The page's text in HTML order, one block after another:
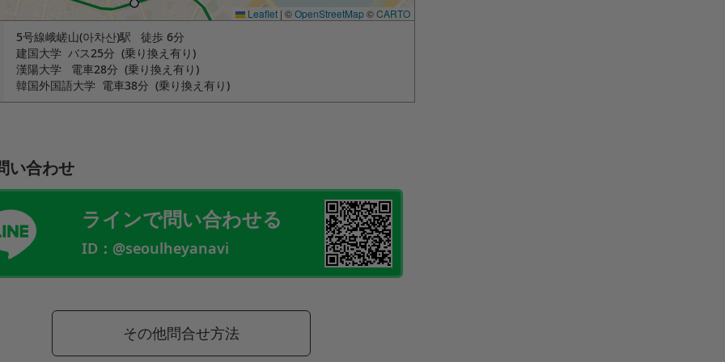
Leaflet | ©OpenStreetMap©CARTO
5号線峨嵯山(아차산)駅 徒歩 6分
建国大学 バス25分 (乗り換え有り)
漢陽大学 電車28分 (乗り換え有り)
韓国外国語大学 電車38分 (乗り換え有り)
い合わせ
ラインで問い合わせる
ID：@seoulheyanavi
その他問合せ方法